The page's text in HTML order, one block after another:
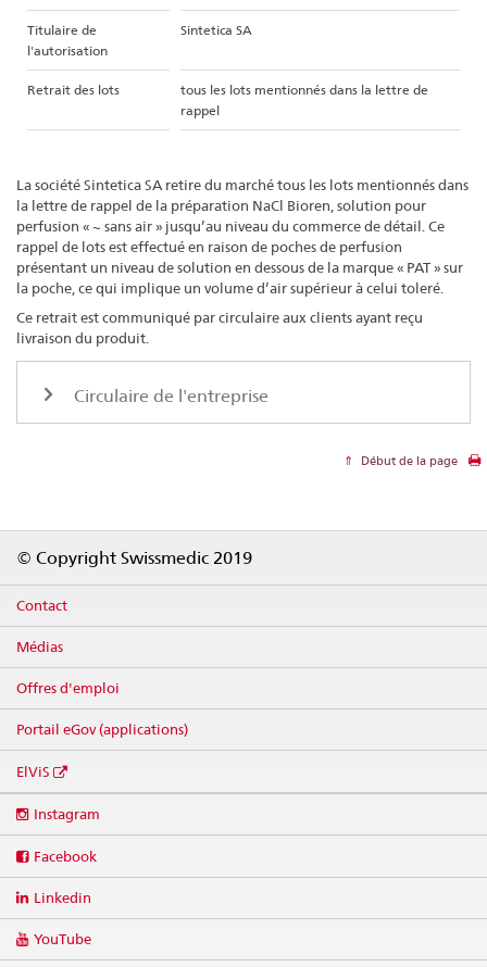
Titulaire de
l'autorisation
Sintetica SA
Retrait des lots
tous les lots mentionnés dans la lettre de
rappel
La société Sintetica SA retire du marché tous les lots mentionnés dans
la lettre de rappel de la préparation NaCl Bioren, solution pour
perfusion « ~ sans air » jusqu’au niveau du commerce de détail. Ce
rappel de lots est effectué en raison de poches de perfusion
présentant un niveau de solution en dessous de la marque « PAT » sur
la poche, ce qui implique un volume d’air supérieur à celui toleré.
Ce retrait est communiqué par circulaire aux clients ayant reçu
livraison du produit.
Circulaire de l'entreprise
Début de la page
© Copyright Swissmedic 2019
Contact
Médias
Offres d'emploi
Portail eGov (applications)
ElViS
media
Instagram
Facebook
Linkedin
YouTube